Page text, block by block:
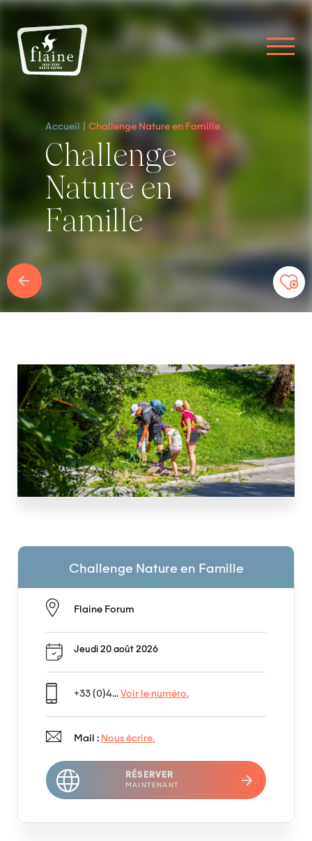
Accueil Challenge Nature en Famille
Challenge
Nature en
Famille
Challenge Nature en Famille
Flaine Forum
Jeudi 20 août 2026
+33 (0)4... Voir le numéro.
Mail : Nous écrire.
RÉSERVER
MAINTENANT